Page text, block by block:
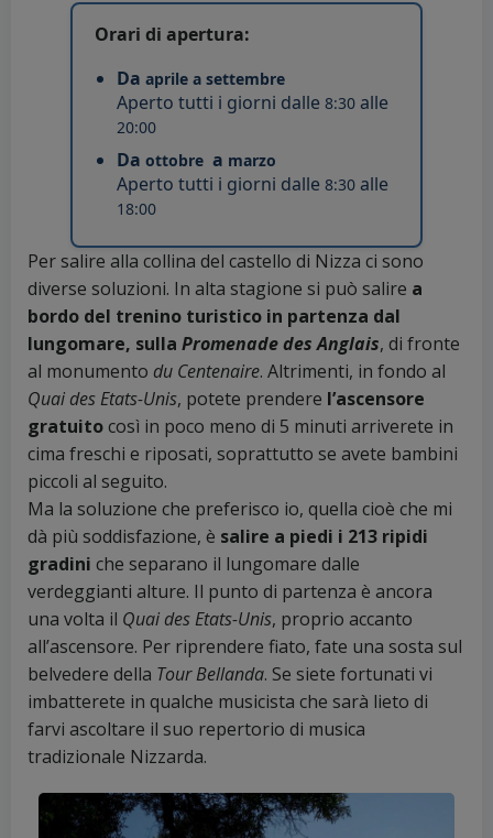
Orari di apertura:
Da aprile a settembre
Aperto tutti i giorni dalle 8:30 alle
20:00
Da ottobre a marzo
Aperto tutti i giorni dalle 8:30 alle
18:00
Per salire alla collina del castello di Nizza ci sono
diverse soluzioni. In alta stagione si può salire a
bordo del trenino turistico in partenza dal
lungomare, sulla Promenade des Anglais, di fronte
al monumento du Centenaire. Altrimenti, in fondo al
Quai des Etats-Unis, potete prendere l’ascensore
gratuitocosì in poco meno di 5 minuti arriverete in
cima freschi e riposati, soprattutto se avete bambini
piccoli al seguito.
Ma la soluzione che preferisco io, quella cioè che mi
dà più soddisfazione, è salire a piedi i 213 ripidi
gradini che separano il lungomare dalle
verdeggianti alture. Il punto di partenza è ancora
una volta il Quai des Etats-Unis, proprio accanto
all’ascensore. Per riprendere fiato, fate una sosta sul
belvedere della Tour Bellanda. Se siete fortunati vi
imbatterete in qualche musicista che sarà lieto di
farvi ascoltare il suo repertorio di musica
tradizionale Nizzarda.